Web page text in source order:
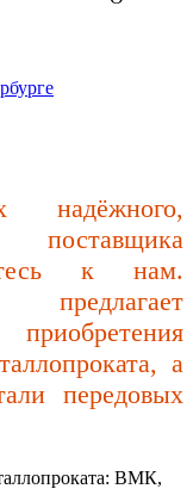
к нам.
предлагает
а
передовых
ВМК,